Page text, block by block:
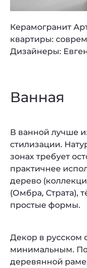
Керамогранит
квартиры:
Дизайнеры:
Ванная
В ванной лучше
стилизации.
зонах требует
практичнее
дерево
(Омбра, Страта),
простые формы.
Декор в русском
минимальным.
деревянной